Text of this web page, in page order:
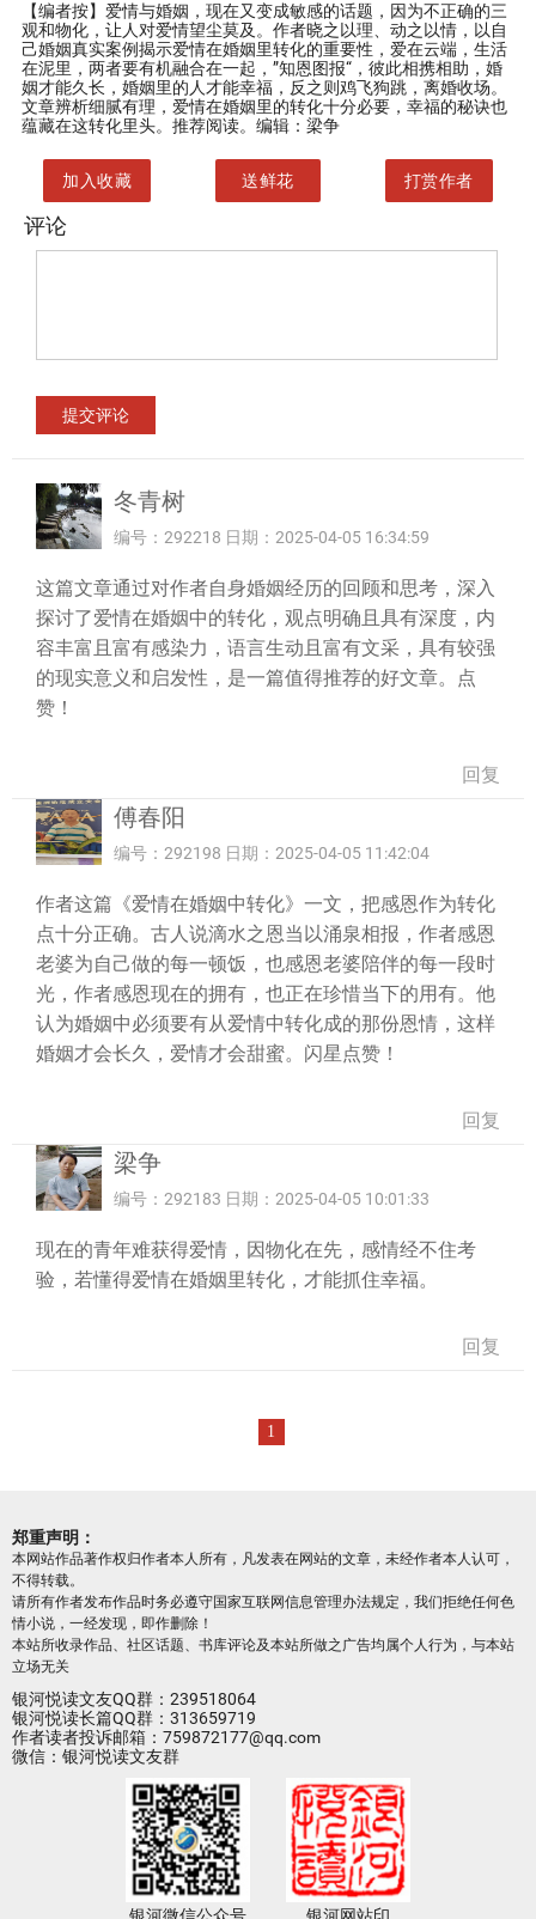
【编者按】 爱情与婚姻，现在又变成敏感的话题，因为不正确的三
观和物化，让人对爱情望尘莫及。作者晓之以理、动之以情，以自
己婚姻真实案例揭示爱情在婚姻里转化的重要性，爱在云端，生活
在泥里，两者要有机融合在一起，”知恩图报“，彼此相携相助，婚
姻才能久长，婚姻里的人才能幸福，反之则鸡飞狗跳，离婚收场。
文章辨析细腻有理，爱情在婚姻里的转化十分必要，幸福的秘诀也
蕴藏在这转化里头。推荐阅读。编辑：梁争
加入收藏 送鲜花 打赏作者
评论
冬青树
编号：292218 日期：2025-04-05 16:34:59
这篇文章通过对作者自身婚姻经历的回顾和思考，深入
探讨了爱情在婚姻中的转化，观点明确且具有深度，内
容丰富且富有感染力，语言生动且富有文采，具有较强
的现实意义和启发性，是一篇值得推荐的好文章。点
赞！
回复
傅春阳
编号：292198 日期：2025-04-05 11:42:04
作者这篇《爱情在婚姻中转化》一文，把感恩作为转化
点十分正确。古人说滴水之恩当以涌泉相报，作者感恩
老婆为自己做的每一顿饭，也感恩老婆陪伴的每一段时
光，作者感恩现在的拥有，也正在珍惜当下的用有。他
认为婚姻中必须要有从爱情中转化成的那份恩情，这样
婚姻才会长久，爱情才会甜蜜。闪星点赞！
回复
梁争
编号：292183 日期：2025-04-05 10:01:33
现在的青年难获得爱情，因物化在先，感情经不住考
验，若懂得爱情在婚姻里转化，才能抓住幸福。
回复
1
郑重声明：
本网站作品著作权归作者本人所有，凡发表在网站的文章，未经作者本人认可，
不得转载。
请所有作者发布作品时务必遵守国家互联网信息管理办法规定，我们拒绝任何色
情小说，一经发现，即作删除！
本站所收录作品、社区话题、书库评论及本站所做之广告均属个人行为，与本站
立场无关
银河悦读文友QQ群：239518064
银河悦读长篇QQ群：313659719
作者读者投诉邮箱：759872177@qq.com
微信：银河悦读文友群